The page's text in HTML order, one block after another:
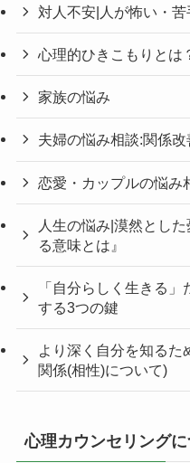
対人不安|人が怖い・苦
心理的ひきこもりとは
家族の悩み
夫婦の悩み相談:関係改
恋愛・カップルの悩み
人生の悩み|漠然とし
る意味とは』
「自分らしく生きる
する3つの鍵
より深く自分を知るた
関係(相性)について)
心理カウンセリング